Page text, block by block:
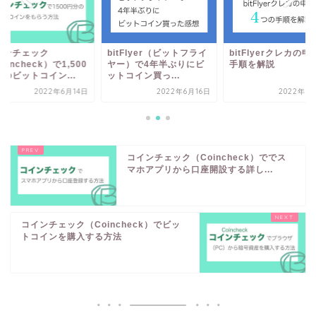
ンチェック
）で1,500
のビットコイン...
2022年6月14日
bitFlyer（ビットフライ
ヤー）で4年半ぶりにビ
ットコイン買っ...
2022年6月16日
bitFlyerクレカの申
手順を解説
2022年6
コインチェック（Coincheck）ででス
マホアプリから口座開設する詳し...
コインチェック（Coincheck）でビッ
トコインを購入する方法